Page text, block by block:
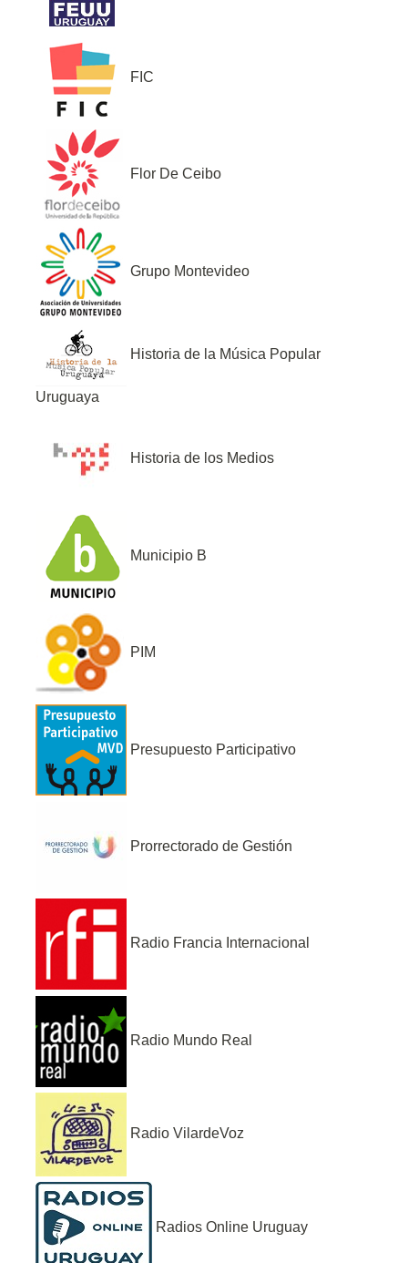
FIC
Flor De Ceibo
Grupo Montevideo
Historia de la Música Popular
Uruguaya
Historia de los Medios
Municipio B
PIM
Presupuesto Participativo
Prorrectorado de Gestión
Radio Francia Internacional
Radio Mundo Real
Radio VilardeVoz
Radios Online Uruguay